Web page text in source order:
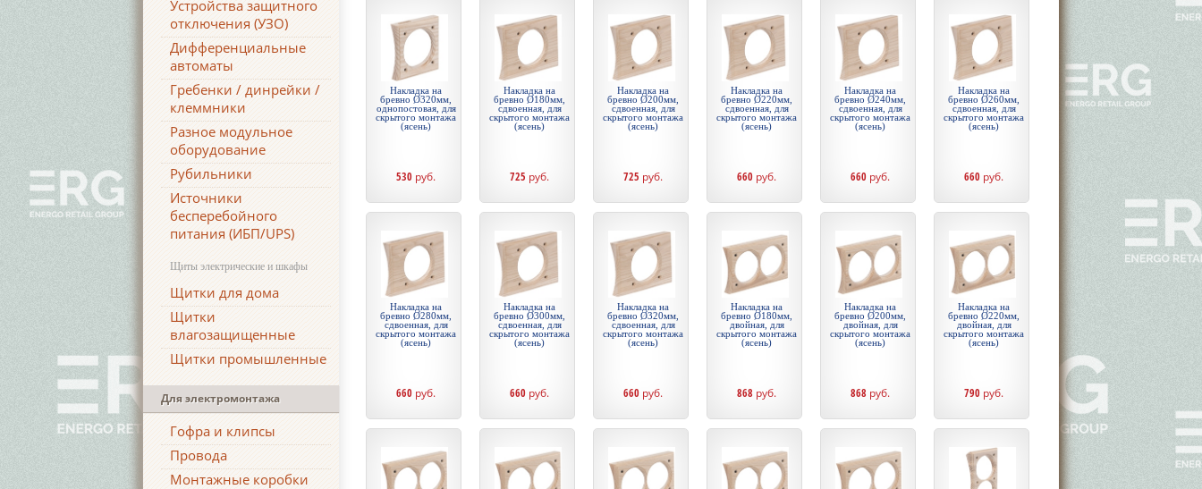
Устройства защитного
отключения (УЗО)
Дифференциальные
автоматы
Гребенки / динрейки /
клеммники
Разное модульное
оборудование
Рубильники
Источники
бесперебойного
питания (ИБП/UPS)
Щиты электрические и шкафы
Щитки для дома
Щитки
влагозащищенные
Щитки промышленные
Для электромонтажа
Гофра и клипсы
Провода
Монтажные коробки
Накладка на
бревно Ø320мм,
однопостовая, для
скрытого монтажа
(ясень)
530 руб.
Накладка на
бревно Ø180мм,
сдвоенная, для
скрытого монтажа
(ясень)
725 руб.
Накладка на
бревно Ø200мм,
сдвоенная, для
скрытого монтажа
(ясень)
725 руб.
Накладка на
бревно Ø220мм,
сдвоенная, для
скрытого монтажа
(ясень)
660 руб.
Накладка на
бревно Ø240мм,
сдвоенная, для
скрытого монтажа
(ясень)
660 руб.
Накладка на
бревно Ø260мм,
сдвоенная, для
скрытого монтажа
(ясень)
660 руб.
Накладка на
бревно Ø280мм,
сдвоенная, для
скрытого монтажа
(ясень)
660 руб.
Накладка на
бревно Ø300мм,
сдвоенная, для
скрытого монтажа
(ясень)
660 руб.
Накладка на
бревно Ø320мм,
сдвоенная, для
скрытого монтажа
(ясень)
660 руб.
Накладка на
бревно Ø180мм,
двойная, для
скрытого монтажа
(ясень)
868 руб.
Накладка на
бревно Ø200мм,
двойная, для
скрытого монтажа
(ясень)
868 руб.
Накладка на
бревно Ø220мм,
двойная, для
скрытого монтажа
(ясень)
790 руб.